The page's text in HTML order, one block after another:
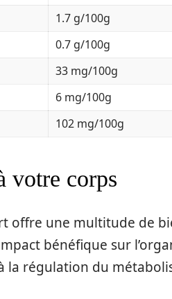
1.7 g/100g
0.7 g/100g
33 mg/100g
6 mg/100g
102 mg/100g
votre corps
offre une multitude de
bénéfique sur
régulation du